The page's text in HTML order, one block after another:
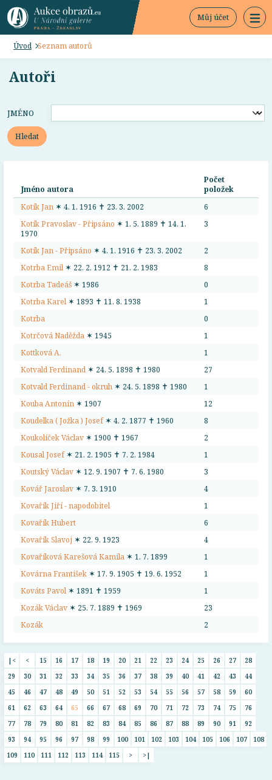
Můj účet
Úvod Seznam autorů
Autoři
JMÉNO
Hledat
Jméno autora
Počet
položek
Kotík Jan ✶ 4. 1. 1916 ✝ 23. 3. 2002
6
Kotík Pravoslav - Připsáno ✶ 1. 5. 1889 ✝ 14. 1.
1970
3
Kotík Jan - Připsáno ✶ 4. 1. 1916 ✝ 23. 3. 2002
2
Kotrba Emil ✶ 22. 2. 1912 ✝ 21. 2. 1983
8
Kotrba Tadeáš ✶ 1986
0
Kotrba Karel ✶ 1893 ✝ 11. 8. 1938
1
Kotrba
0
Kotrčová Naděžda ✶ 1945
1
Kottková A.
1
Kotvald Ferdinand ✶ 24. 5. 1898 ✝ 1980
27
Kotvald Ferdinand - okruh ✶ 24. 5. 1898 ✝ 1980
1
Kouba Antonín ✶ 1907
12
Koudelka ( Jožka ) Josef✶ 4. 2. 1877 ✝ 1960
8
Koukolíček Václav ✶ 1900 ✝ 1967
2
Kousal Josef✶ 21. 2. 1905 ✝ 7. 2. 1984
1
Koutský Václav ✶ 12. 9. 1907 ✝ 7. 6. 1980
3
Kovář Jaroslav ✶ 7. 3. 1910
4
Kovařík Jiří - napodobitel
1
Kovařík Hubert
6
Kovařík Slavoj ✶ 22. 9. 1923
4
Kovaříková Karešová Kamila ✶ 1. 7. 1899
1
Kovárna František ✶ 17. 9. 1905 ✝ 19. 6. 1952
1
Kováts Pavol ✶ 1891 ✝ 1959
1
Kozák Václav ✶ 25. 7. 1889 ✝ 1969
23
Kozák
2
|< < 15 16 17 18 19 20 21 22 23 24 25 26 27
28
29
30 31 32 33 34 35 36 37 38 39 40 41 42 43
44
45
46 47 48 49 50 51 52 53 54 55 56 57 58 59
60
61
62 63 64 65 66 67 68 69 70 71 72 73 74 75
76
77
78 79 80 81 82 83 84 85 86 87 88 89 90 91
92
93
94 95 96 97 98 99 100 101 102 103 104 105 106 107
108
109
110 111 112 113 114 115 > >|